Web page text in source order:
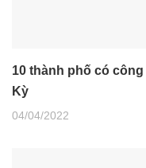
10 thành phố có
Kỳ
04/04/2022